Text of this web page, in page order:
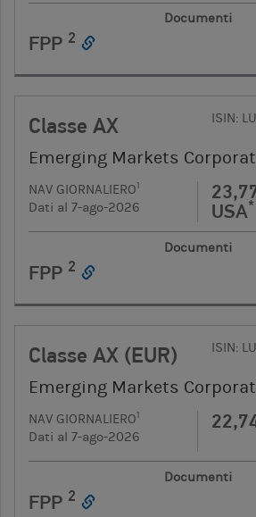
Documenti
FPP 2
Classe AX ISIN:
Emerging Markets
NAV GIORNALIERO1
Dati al 7-ago-2026
USA*
Documenti
FPP 2
Classe AX (EUR) ISIN:
Emerging Markets
NAV GIORNALIERO1
Dati al 7-ago-2026
Documenti
FPP 2